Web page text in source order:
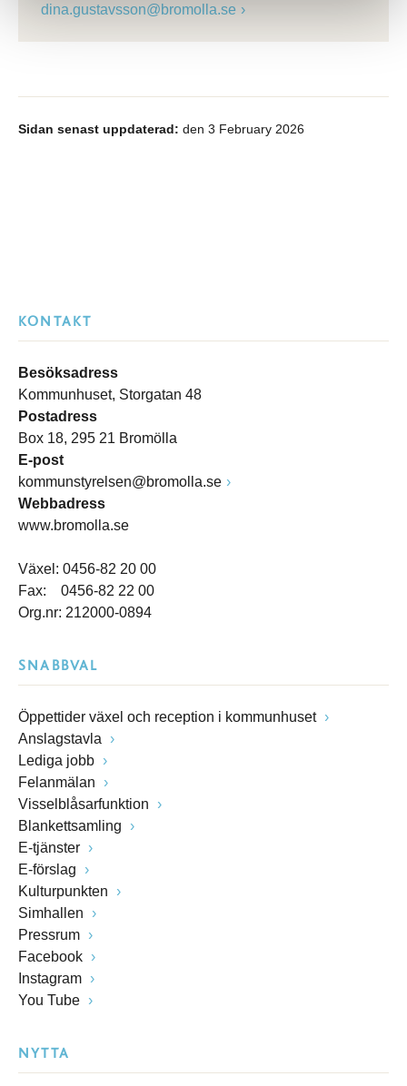
dina.gustavsson@bromolla.se
Sidan senast uppdaterad: den 3 February 2026
KONTAKT
Besöksadress
Kommunhuset, Storgatan 48
Postadress
Box 18, 295 21 Bromölla
E-post
kommunstyrelsen@bromolla.se
Webbadress
www.bromolla.se
Växel: 0456-82 20 00
Fax: 0456-82 22 00
Org.nr: 212000-0894
SNABBVAL
Öppettider växel och reception i kommunhuset
Anslagstavla
Lediga jobb
Felanmälan
Visselblåsarfunktion
Blankettsamling
E-tjänster
E-förslag
Kulturpunkten
Simhallen
Pressrum
Facebook
Instagram
You Tube
NYTTA